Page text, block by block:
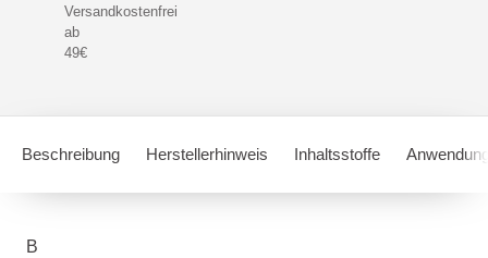
Versandkostenfrei
ab
49€
Beschreibung Herstellerhinweis Inhaltsstoffe
B